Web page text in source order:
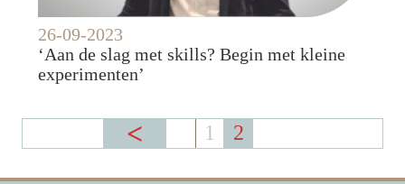
26-09-2023
‘Aan de slag met skills? Begin met kleine
experimenten’
1 2